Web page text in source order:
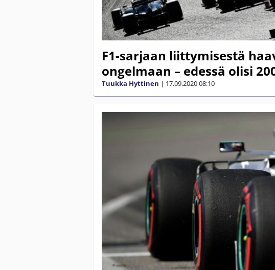
F1-sarjaan liittymisestä
ongelmaan – edessä olisi
Tuukka Hyttinen | 17.09.202008:10